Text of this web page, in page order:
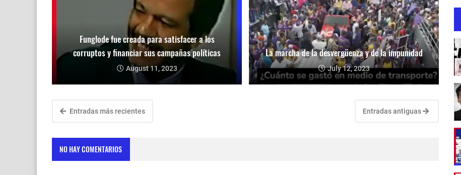
Funglode fue creada para satisfacer a los
corruptos y financiar sus campañas políticas
August 11, 2023
La marcha de la desvergüenza y de la impunidad
July 12, 2023
Entradas más recientes Entradas antiguas
NO HAY COMENTARIOS